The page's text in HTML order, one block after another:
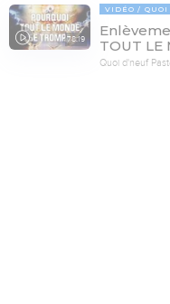
78:19
VIDÉO
TOUT LE
Quoi d'neuf